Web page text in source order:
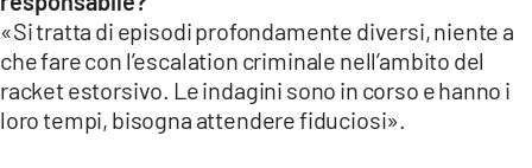
«Si tratta di episodi profondamente diversi, niente a
che fare con l’escalation criminale nell’ambito del
racket estorsivo. Le indagini sono in corso e hanno i
loro tempi, bisogna attendere fiduciosi».